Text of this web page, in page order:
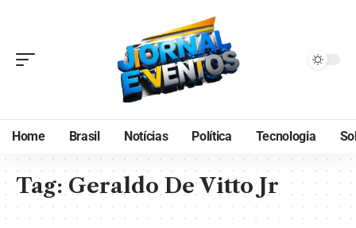
Home Brasil Notícias Política Tecnologia
Tag:Geraldo De Vitto Jr